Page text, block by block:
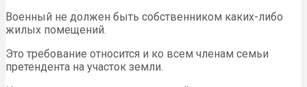
Военный не должен быть собственником каких-либо
жилых помещений.
Это требование относится и ко всем членам семьи
претендента на участок земли.